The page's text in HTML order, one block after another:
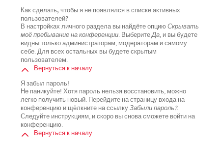
Как сделать, чтобы я не появлялся в списке активных
пользователей?
В настройках личного раздела вы найдёте опциюСкрывать
моё пребывание на конференции. ВыберитеДа, и вы будете
видны только администраторам, модераторам и самому
себе. Для всех остальных вы будете скрытым
пользователем.
Вернуться к началу
Я забыл пароль!
Не паникуйте! Хотя пароль нельзя восстановить, можно
легко получить новый. Перейдите на страницу входа на
конференцию и щёлкните на ссылкуЗабыли пароль?.
Следуйте инструкциям, и скоро вы снова сможете войти на
конференцию.
Вернуться к началу